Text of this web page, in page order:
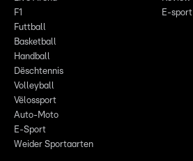
F1
Futtball
Basketball
Handball
Dëschtennis
Volleyball
Vëlossport
Auto-Moto
E-Sport
Weider Sportaarten
E-sport